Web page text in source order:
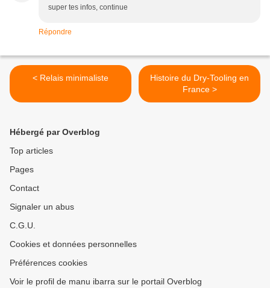
super tes infos, continue
Répondre
< Relais minimaliste
Histoire du Dry-Tooling en
France >
Hébergé par Overblog
Top articles
Pages
Contact
Signaler un abus
C.G.U.
Cookies et données personnelles
Préférences cookies
Voir le profil de manu ibarra sur le portail Overblog